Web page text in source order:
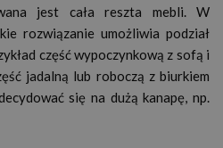
jest cała reszta mebli. W
rozwiązanie umożliwia podział
część wypoczynkową z sofą i
jadalną lub roboczą z biurkiem
się na dużą kanapę, np.